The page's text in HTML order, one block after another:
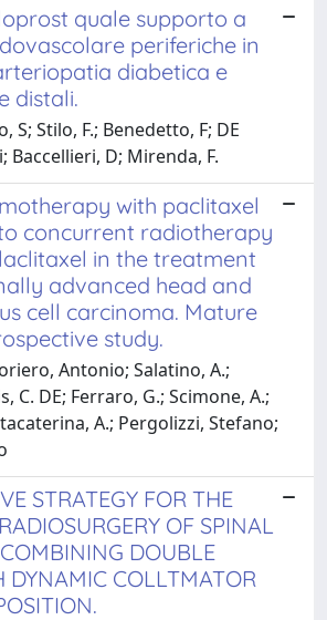
quale supporto a
periferiche in
diabetica e
distali.
S; Stilo, F.; Benedetto, F; DE
Baccellieri, D; Mirenda, F.
with paclitaxel
concurrent radiotherapy
in the treatment
advanced head and
cell carcinoma. Mature
study.
Antonio; Salatino, A.;
C. DE; Ferraro, G.; Scimone, A.;
A.; Pergolizzi, Stefano;
STRATEGY FOR THE
OF SPINAL
DOUBLE
DYNAMIC COLLTMATOR